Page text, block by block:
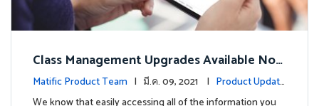
Class Management Upgrades Available Now
!Matific Product Team | มี.ค. 09, 2021 | Product Update
s
We know that easily accessing all of the information you